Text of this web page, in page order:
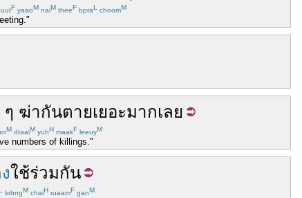
F yaaoM naiM theeF bpraL choomM
ๆ ฆ่ากันตายเยอะมากเลย
M dtaaiM yuhH maakF leeuyM
numbers of killings."
ใช้ร่วมกัน
lohngM chaiH ruaamF ganM